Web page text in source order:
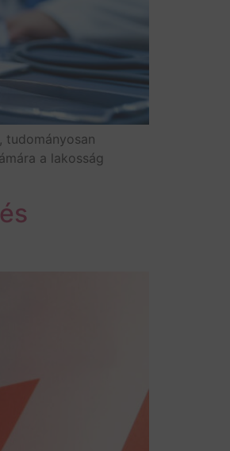
tudományosan
a lakosság